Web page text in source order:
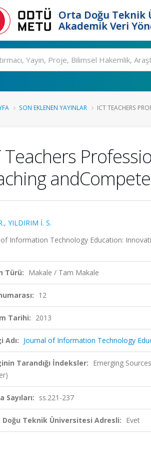
Orta Doğu Teknik
Akademik Veri
SON EKLENEN YAYINLAR ICT TEACHERS
Teachers
, YILDIRIM İ. S.
Information Technology Education:
Türü: Makale / Tam Makale
12
Tarihi: 2013
Adı: Journal of Information Technology
Tarandığı İndeksler: Emerging
Sayıları: ss.221-237
Doğu Teknik Üniversitesi Adresli: Evet